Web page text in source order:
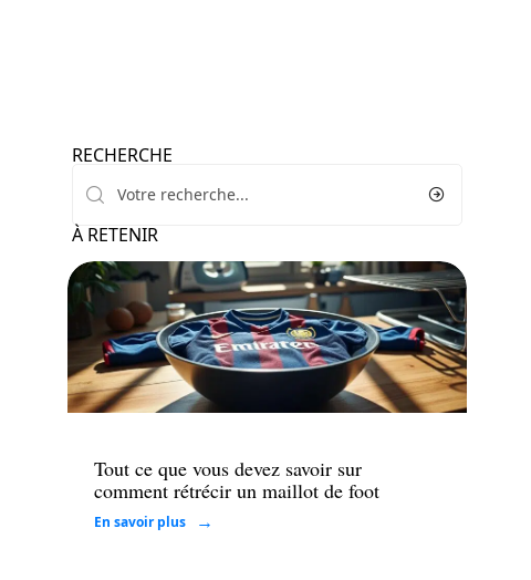
RECHERCHE
À RETENIR
Maison
Tout ce que vous devez savoir sur
comment rétrécir un maillot de foot
En savoir plus